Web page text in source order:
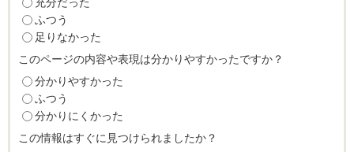
ふつう
足りなかった
このページの内容や表現は分かりやすかったですか？
分かりやすかった
ふつう
分かりにくかった
この情報はすぐに見つけられましたか？